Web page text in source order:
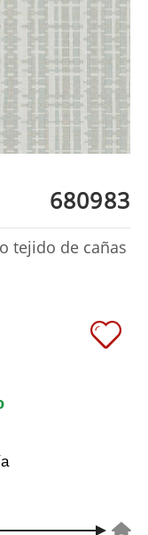
680983
tejido de cañas